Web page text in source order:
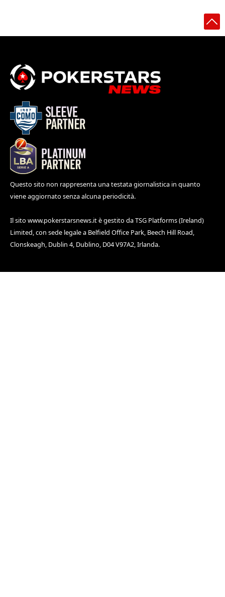
Questo sito non rappresenta una testata giornalistica in quanto
viene aggiornato senza alcuna periodicità.
Il sito www.pokerstarsnews.itè gestito da TSG Platforms (Ireland)
Limited, con sede legale a Belfield Office Park, Beech Hill Road,
Clonskeagh, Dublin 4, Dublino, D04 V97A2, Irlanda.